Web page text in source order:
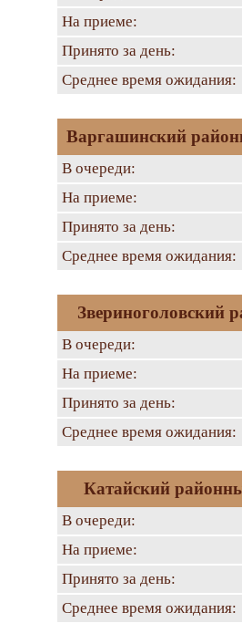
На приеме:
Принято за день:
Среднее время ожидания:
Варгашинский
В очереди:
На приеме:
Принято за день:
Среднее время ожидания:
Звериноголовский
В очереди:
На приеме:
Принято за день:
Среднее время ожидания:
Катайский
В очереди:
На приеме:
Принято за день:
Среднее время ожидания: